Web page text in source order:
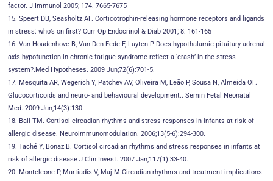
factor. J Immunol 2005; 174. 7665-7675
15. Speert DB, Seasholtz AF. Corticotrophin-releasing hormone receptors and ligands
in stress: who’s on first? Curr Op Endocrinol & Diab 2001; 8: 161-165
16. Van Houdenhove B, Van Den Eede F, Luyten P Does hypothalamic-pituitary-adrenal
axis hypofunction in chronic fatigue syndrome reflect a ‘crash’ in the stress
system?.Med Hypotheses. 2009 Jun;72(6):701-5.
17. Mesquita AR, Wegerich Y, Patchev AV, Oliveira M, Leão P, Sousa N, Almeida OF.
Glucocorticoids and neuro- and behavioural development.. Semin Fetal Neonatal
Med. 2009 Jun;14(3):130
18. Ball TM. Cortisol circadian rhythms and stress responses in infants at risk of
allergic disease. Neuroimmunomodulation. 2006;13(5-6):294-300.
19. Taché Y, Bonaz B. Cortisol circadian rhythms and stress responses in infants at
risk of allergic disease J Clin Invest. 2007 Jan;117(1):33-40.
20. Monteleone P, Martiadis V, Maj M.Circadian rhythms and treatment implications